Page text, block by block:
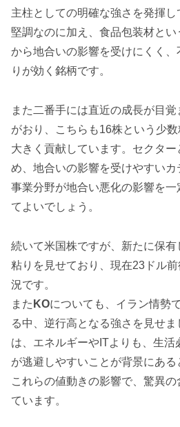
主柱としての明確な強さを発揮
堅調なのに加え、食品包装材と
から地合いの影響を受けにくく
りが効く銘柄です。
また二番手には直近の成長が目覚
がおり、こちらも16株という少
大きく貢献しています。セクタ
め、地合いの影響を受けやすい
事業分野が地合い悪化の影響を
てよいでしょう。
続いて米国株ですが、新たに保有
粘りを見せており、現在23ドル
況です。
また KOについても、イラン情勢
る中、逆行高となる強さを見せ
は、エネルギーやITよりも、生活
が逃避しやすいことが背景にある
これらの値動きの影響で、驚異の
ています。